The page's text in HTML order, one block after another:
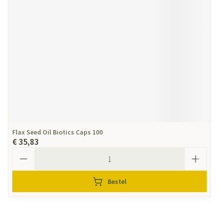
Flax Seed Oil Biotics Caps 100
€ 35,83
Bestel